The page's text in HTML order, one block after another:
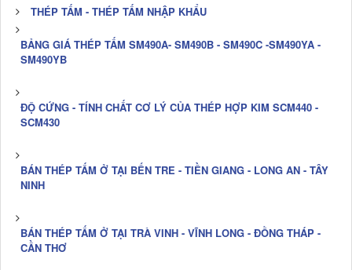
THÉP TẤM - THÉP TẤM NHẬP KHẨU
BẢNG GIÁ THÉP TẤM SM490A- SM490B - SM490C -SM490YA -
SM490YB
ĐỘ CỨNG - TÍNH CHẤT CƠ LÝ CỦA THÉP HỢP KIM SCM440 -
SCM430
BÁN THÉP TẤM Ở TẠI BẾN TRE - TIỀN GIANG - LONG AN - TÂY
NINH
BÁN THÉP TẤM Ở TẠI TRÀ VINH - VĨNH LONG - ĐỒNG THÁP -
CẦN THƠ